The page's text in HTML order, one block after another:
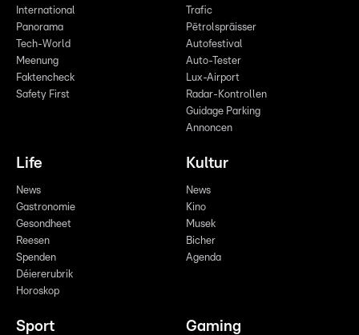
International
Panorama
Tech-World
Meenung
Faktencheck
Safety First
Trafic
Pëtrolspräisser
Autofestival
Auto-Tester
Lux-Airport
Radar-Kontrollen
Guidage Parking
Annoncen
Life
News
Gastronomie
Gesondheet
Reesen
Spenden
Déiererubrik
Horoskop
Kultur
News
Kino
Musek
Bicher
Agenda
Sport Gaming